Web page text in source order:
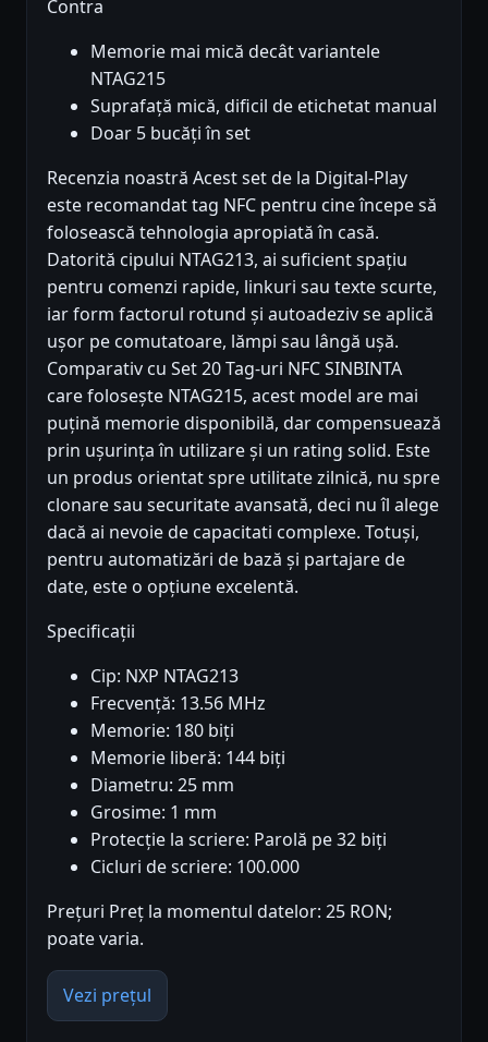
Contra
Memorie mai mică decât variantele
NTAG215
Suprafață mică, dificil de etichetat manual
Doar 5 bucăți în set
Recenzia noastră Acest set de la Digital-Play
este recomandat tag NFC pentru cine începe să
folosească tehnologia apropiată în casă.
Datorită cipului NTAG213, ai suficient spațiu
pentru comenzi rapide, linkuri sau texte scurte,
iar form factorul rotund și autoadeziv se aplică
ușor pe comutatoare, lămpi sau lângă ușă.
Comparativ cu Set 20 Tag-uri NFC SINBINTA
care folosește NTAG215, acest model are mai
puțină memorie disponibilă, dar compensuează
prin ușurința în utilizare și un rating solid. Este
un produs orientat spre utilitate zilnică, nu spre
clonare sau securitate avansată, deci nu îl alege
dacă ai nevoie de capacitati complexe. Totuși,
pentru automatizări de bază și partajare de
date, este o opțiune excelentă.
Specificații
Cip: NXP NTAG213
Frecvență: 13.56 MHz
Memorie: 180 biți
Memorie liberă: 144 biți
Diametru: 25 mm
Grosime: 1 mm
Protecție la scriere: Parolă pe 32 biți
Cicluri de scriere: 100.000
Prețuri Preț la momentul datelor: 25 RON;
poate varia.
Vezi prețul